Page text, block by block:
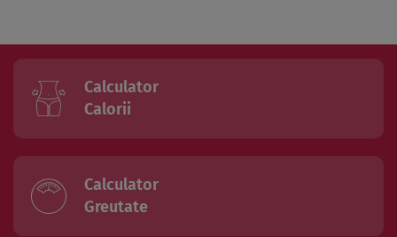
Calculator
Calorii
Calculator
Greutate